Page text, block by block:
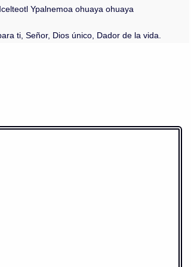
Ypalnemoa ohuaya ohuaya
ti, Señor, Dios único, Dador de la vida.